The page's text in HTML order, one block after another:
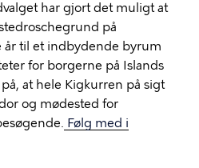
har gjort det muligt at
på
til et indbydende byrum
for borgerne på Islands
at hele Kigkurren på sigt
og mødested for
Følg med i